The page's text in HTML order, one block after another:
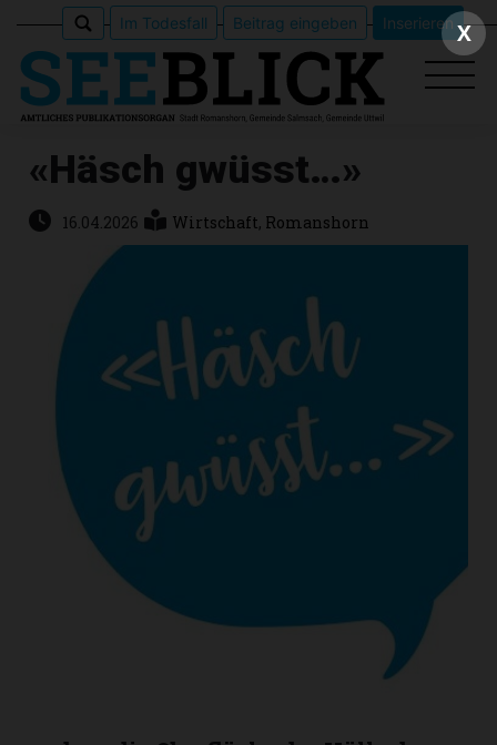
Epaper
Veranstaltungen
Erlebnisführer
Romanshorn:
Im Todesfall Beitrag eingeben Inserieren
«Häsch gwüsst…»
16.04.2026 Wirtschaft, Romanshorn
X